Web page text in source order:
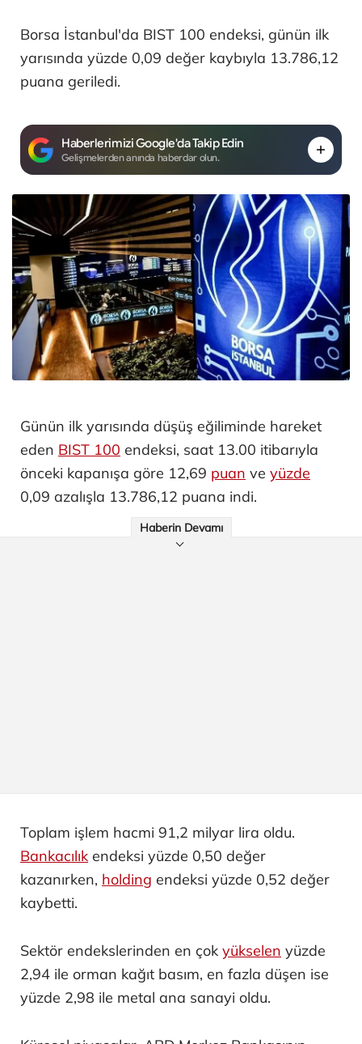
Borsa İstanbul'da BIST 100 endeksi, günün ilk
yarısında yüzde 0,09 değer kaybıyla 13.786,12
puana geriledi.
Haberlerimizi Google'da Takip Edin
Gelişmelerden anında haberdar olun.
Günün ilk yarısında düşüş eğiliminde hareket
eden BIST 100 endeksi, saat 13.00 itibarıyla
önceki kapanışa göre 12,69 puan ve yüzde
0,09 azalışla 13.786,12 puana indi.
Haberin Devamı
Toplam işlem hacmi 91,2 milyar lira oldu.
Bankacılık endeksi yüzde 0,50 değer
kazanırken, holding endeksi yüzde 0,52 değer
kaybetti.
Sektör endekslerinden en çok yükselen yüzde
2,94 ile orman kağıt basım, en fazla düşen ise
yüzde 2,98 ile metal ana sanayi oldu.